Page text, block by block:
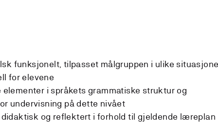
funksjonelt, tilpasset målgruppen i ulike
for elevene
i språkets grammatiske struktur og
undervisning på dette nivået
og reflektert i forhold til gjeldende læreplan